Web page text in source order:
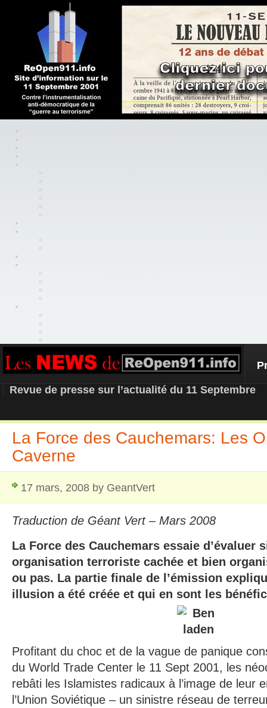
REOPEN911 – NEWS
Revue de presse sur l’actualité du 11 Septembre
La Force des Cauchemars: Les
Caverne
17 mars, 2008 by GeantVert
Traduction de Géant Vert – Mars 2008
La Force des Cauchemars essaie d’évaluer
organisation terroriste cachée et bien
ou pas. La partie finale de l’émission
illusion a été créée et qui en sont les
Profitant du choc et de la vague de panique
du World Trade Center le 11 Sept 2001, les
rebâti les Islamistes radicaux à l’image de leur
l’Union Soviétique – un sinistre réseau de